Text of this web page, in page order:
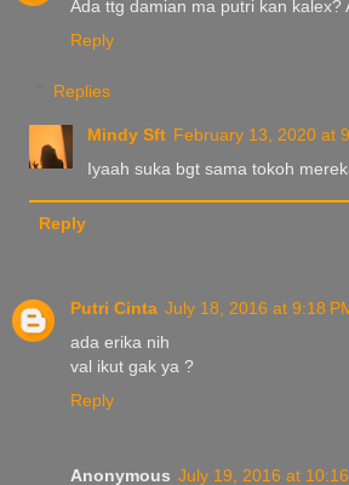
Ada ttg damian ma putri kan kalex?
Reply
Replies
Mindy Sft February 13, 2020 at
Iyaah suka bgt sama tokoh
Reply
Putri Cinta July 18, 2016 at 9:18
ada erika nih
val ikut gak ya ?
Reply
Anonymous July 19, 2016 at